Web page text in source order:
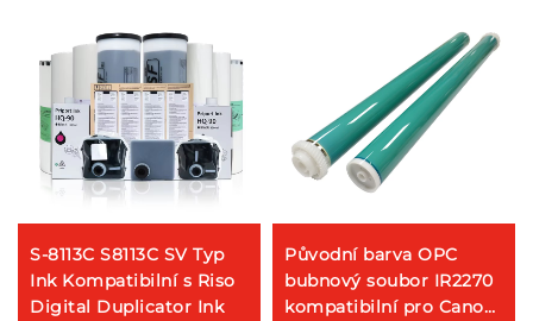
S-8113C S8113C SV Typ
Ink Kompatibilní s Riso
Digital Duplicator Ink
Původní barva OPC
bubnový soubor IR2270
kompatibilní pro Canon